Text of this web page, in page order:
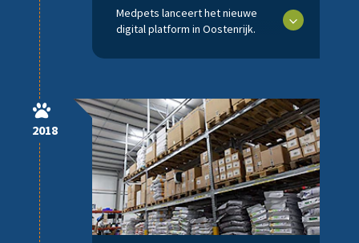
Medpets lanceert het nieuwe
digital platform in Oostenrijk.
2018